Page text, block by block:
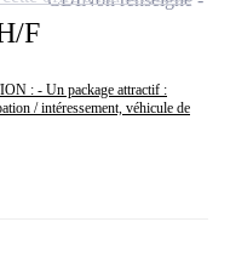
F
: - Un package attractif :
/ intéressement, véhicule de